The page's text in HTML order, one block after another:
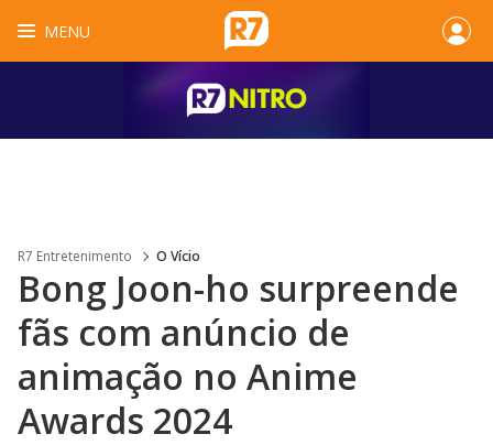
MENU
R7 Entretenimento O Vício
Bong Joon-ho surpreende
fãs com anúncio de
animação no Anime
Awards 2024